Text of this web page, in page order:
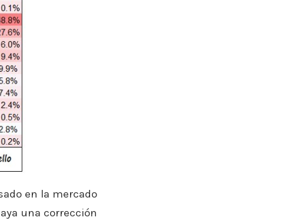
en la mercado
una corrección